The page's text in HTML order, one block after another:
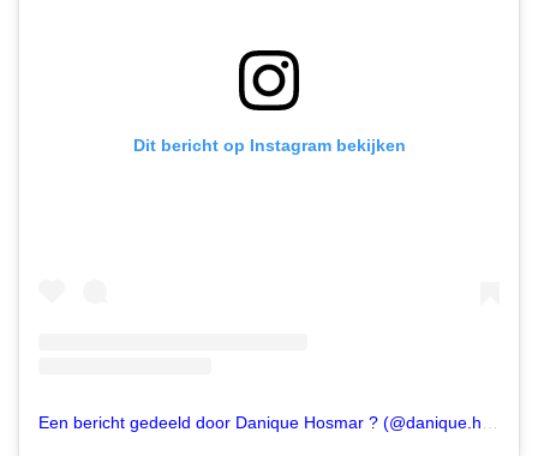
Dit bericht op Instagram bekijken